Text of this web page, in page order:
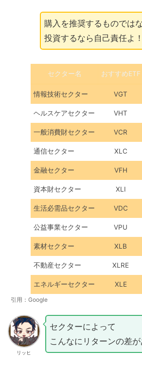
購入を推奨するものでは
投資するなら自己責任よ！
セクター名 おすすめETF
情報技術セクター VGT
ヘルスケアセクター VHT
一般消費財セクター VCR
通信セクター XLC
金融セクター VFH
資本財セクター XLI
生活必需品セクター VDC
公益事業セクター VPU
素材セクター XLB
不動産セクター XLRE
エネルギーセクター XLE
引用：Google
リッヒ
セクターによって
こんなにリターンの差